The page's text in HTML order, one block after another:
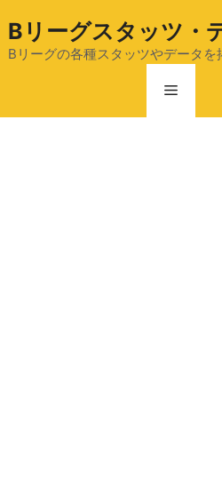
Bリーグスタッツ・
Bリーグの各種スタッツやデータを
メ